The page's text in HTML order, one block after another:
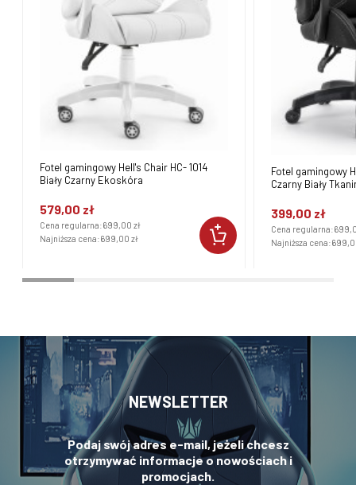
Fotel gamingowy Hell's Chair HC- 1014
Biały Czarny Ekoskóra
579,00 zł
Cena regularna:699,00 zł
Najniższa cena:699,00 zł
Fotel gamingowy
Czarny Biały
399,00 zł
Cena regularna:
Najniższa cena:
NEWSLETTER
Podaj swój adres e-mail, jeżeli chcesz
otrzymywać informacje o nowościach i
promocjach.